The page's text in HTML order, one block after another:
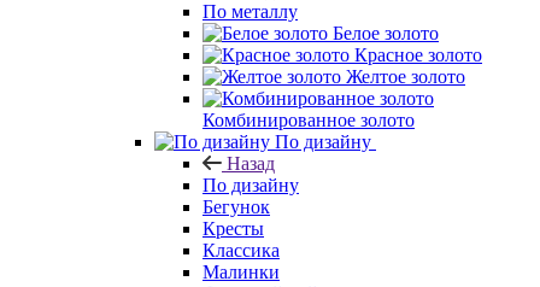
По металлу
Белое золото
Красное золото
Желтое золото
Комбинированное золото
По дизайну
Назад
По дизайну
Бегунок
Кресты
Классика
Малинки